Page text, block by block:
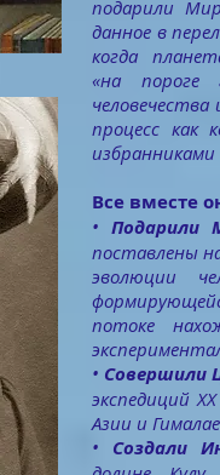
подарили
данное в
когда
«на пороге
процесс как
Все вместе
• Подарили
поставлены
эволюции
потоке
• Совершили
экспедиций
Азии и
• Создали